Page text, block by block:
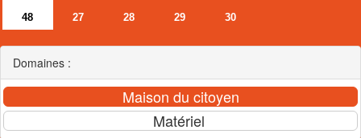
48
27 28 29 30
Domaines :